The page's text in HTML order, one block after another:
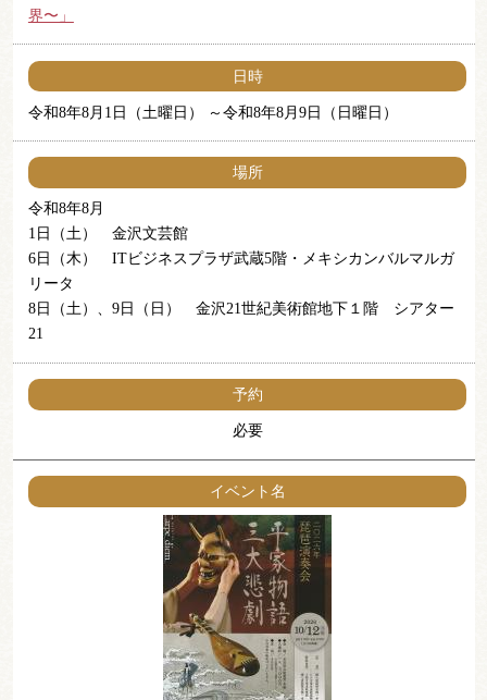
界〜」
日時
令和8年8月1日（土曜日） 令和8年8月9日（日曜日）
場所
令和8年8月
1日（土） 金沢文芸館
6日（木） ITビジネスプラザ武蔵5階・メキシカンバルマルガ
リータ
8日（土）、9日（日） 金沢21世紀美術館地下１階 シアター
21
予約
必要
イベント名